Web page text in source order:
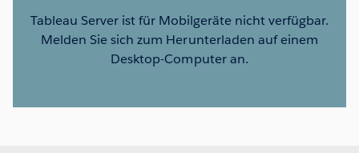
Tableau Server ist für Mobilgeräte nicht verfügbar.
Melden Sie sich zum Herunterladen auf einem
Desktop-Computer an.